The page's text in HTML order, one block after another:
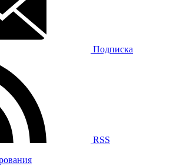
Подписка
RSS